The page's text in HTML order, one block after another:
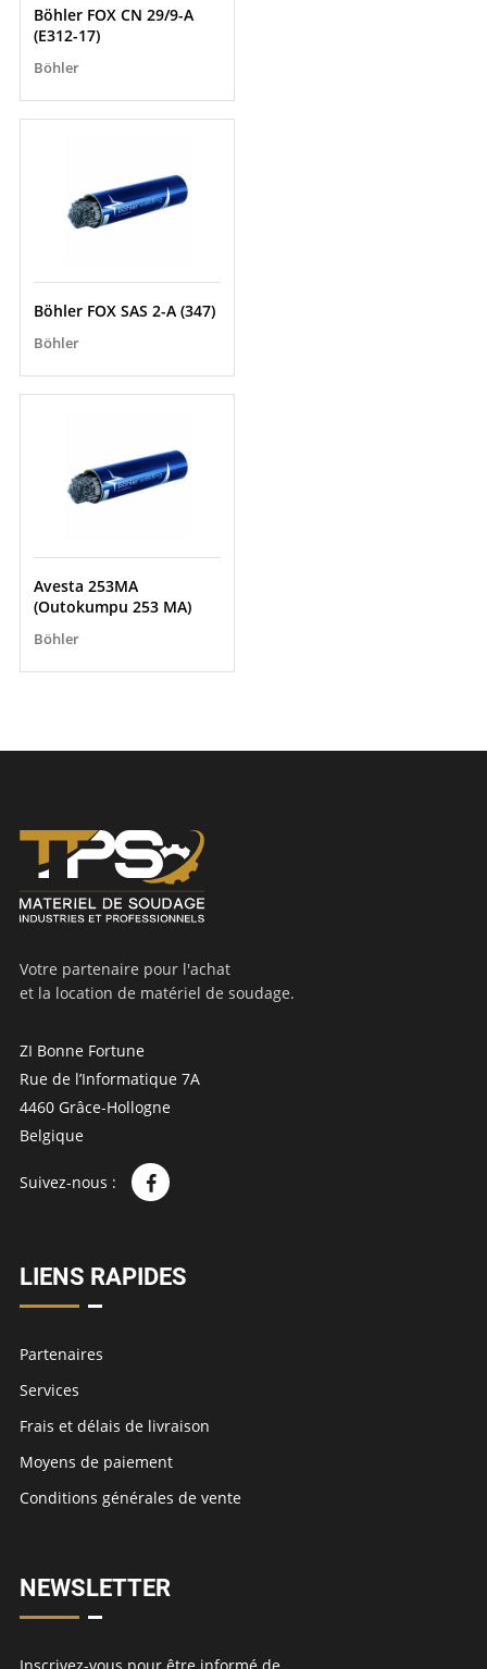
Böhler FOX CN 29/9-A
(E312-17)
Böhler
Böhler FOX SAS 2-A (347)
Böhler
Avesta 253MA
(Outokumpu 253 MA)
Böhler
Votre partenaire pour l'achat
et la location de matériel de soudage.
ZI Bonne Fortune
Rue de l’Informatique 7A
4460 Grâce-Hollogne
Belgique
Suivez-nous :
LIENS RAPIDES
Partenaires
Services
Frais et délais de livraison
Moyens de paiement
Conditions générales de vente
NEWSLETTER